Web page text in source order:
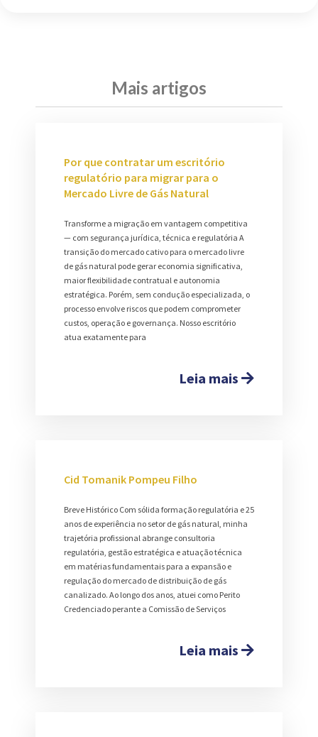
Mais artigos
Por que contratar um escritório
regulatório para migrar para o
Mercado Livre de Gás Natural
Transforme a migração em vantagem competitiva
— com segurança jurídica, técnica e regulatória A
transição do mercado cativo para o mercado livre
de gás natural pode gerar economia significativa,
maior flexibilidade contratual e autonomia
estratégica. Porém, sem condução especializada, o
processo envolve riscos que podem comprometer
custos, operação e governança. Nosso escritório
atua exatamente para
Leia mais
Cid Tomanik Pompeu Filho
Breve Histórico Com sólida formação regulatória e 25
anos de experiência no setor de gás natural, minha
trajetória profissional abrange consultoria
regulatória, gestão estratégica e atuação técnica
em matérias fundamentais para a expansão e
regulação do mercado de distribuição de gás
canalizado. Ao longo dos anos, atuei como Perito
Credenciado perante a Comissão de Serviços
Leia mais